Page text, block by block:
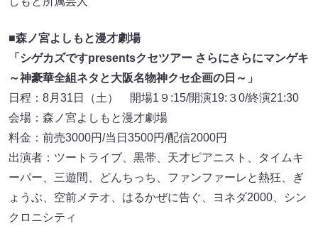
■森ノ宮よしもと漫才劇場
「シゲカズですpresentsクセツアー さらにさらにマンゲキ
～神豪華全組ネタと大阪名物神クセ企画の日～」
日程：8月31日（土） 開場1９:15/開演19:３0/終演21:30
会場：森ノ宮よしもと漫才劇場
料金：前売3000円/当日3500円/配信2000円
出演者：ツートライブ、黒帯、天才ピアニスト、タイムキ
ーパー、三遊間、どんちっち、ファンファーレと熱狂、ぎ
ょうぶ、空前メテオ、はるかぜに告ぐ、ヨネダ2000、シン
クロニシティ